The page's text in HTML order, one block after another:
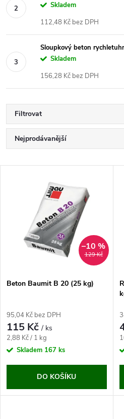
Skladem
112,48 Kč bez DPH
Sloupkový beton
Skladem
156,28 Kč bez DPH
Filtrovat
Ř
a
p
r
o
d
u
Nejprodávanější
Abecedně
s
r
o
u
129 Kč
–10 %
Beton Baumit B 20 (25 kg)
95,04 Kč bez DPH
115 Kč/ ks
Měrná
cena:
2,88 Kč / 1 kg
Skladem 167 ks
DO KOŠÍKU